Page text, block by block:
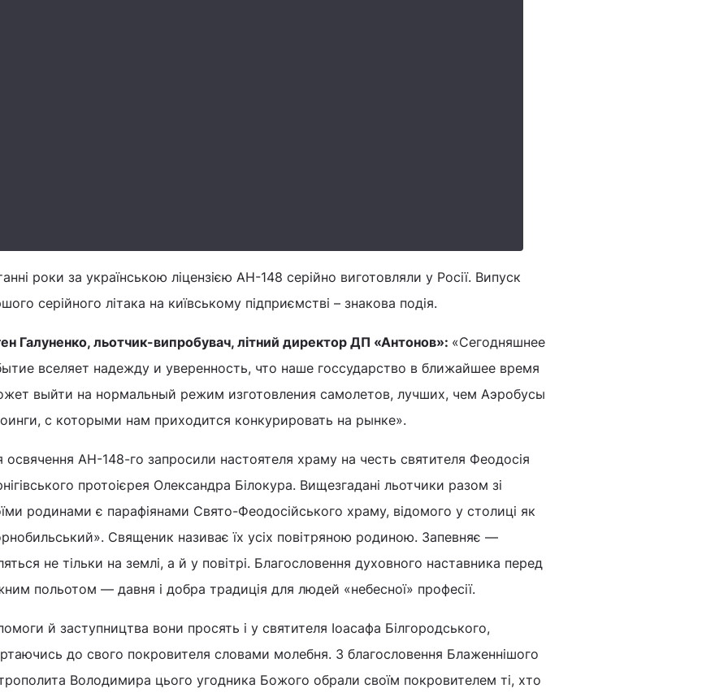
роки за українською ліцензією АН-148 серійно виготовляли у Росії. Випуск
серійного літака на київському підприємстві – знакова подія.
Галуненко, льотчик-випробувач, літний директор ДП «Антонов»: «Сегодняшнее
вселяет надежду и уверенность, что наше госсударство в ближайшее время
выйти на нормальный режим изготовления самолетов, лучших, чем Аэробусы
с которыми нам приходится конкурировать на рынке».
освячення АН-148-го запросили настоятеля храму на честь святителя Феодосія
протоієрея Олександра Білокура. Вищезгадані льотчики разом зі
родинами є парафіянами Свято-Феодосійського храму, відомого у столиці як
Священик називає їх усіх повітряною родиною. Запевняє ―
не тільки на землі, а й у повітрі. Благословення духовного наставника перед
польотом ― давня і добра традиція для людей «небесної» професії.
й заступництва вони просять і у святителя Іоасафа Білгородського,
до свого покровителя словами молебня. З благословення Блаженнішого
Володимира цього угодника Божого обрали своїм покровителем ті, хто